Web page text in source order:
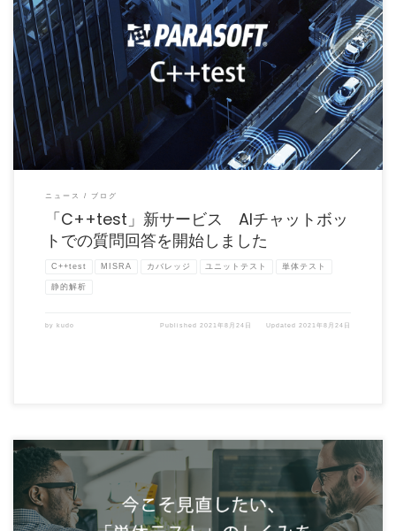
ニュース ブログ
「C++test」新サービス AIチャットボッ
トでの質問回答を開始しました
C++test MISRA カバレッジ ユニットテスト 単体テスト
静的解析
by kudo Published 2021年8月24日 Updated 2021年8月24日